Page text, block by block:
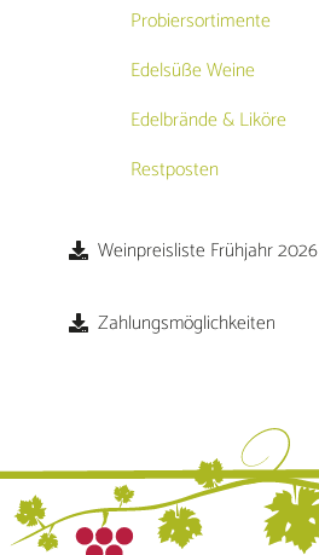
Probiersortimente
Edelsüße Weine
Edelbrände & Liköre
Restposten
Weinpreisliste Frühjahr 2026
Zahlungsmöglichkeiten